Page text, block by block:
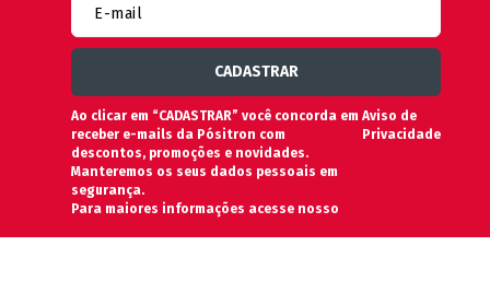
Ao clicar em “CADASTRAR” você concorda em
receber e-mails da Pósitron com
descontos, promoções e novidades.
Manteremos os seus dados pessoais em
segurança.
Para maiores informações acesse nosso
Aviso de
Privacidade